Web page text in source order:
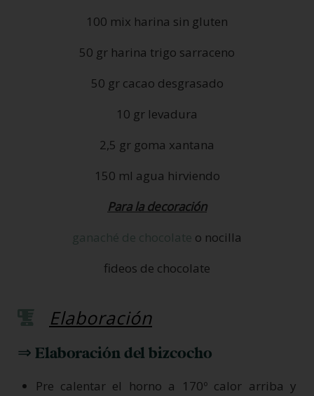
100 mix harina sin gluten
50 gr harina trigo sarraceno
50 gr cacao desgrasado
10 gr levadura
2,5 gr goma xantana
150 ml agua hirviendo
Para la decoración
ganaché de chocolate o nocilla
fideos de chocolate
Elaboración
⇒ Elaboración del bizcocho
Pre calentar el horno a 170º calor arriba y